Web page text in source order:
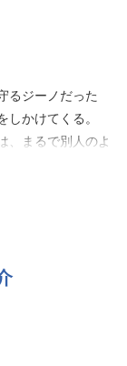
るジーノだった
かけてくる。
、まるで別人のよ